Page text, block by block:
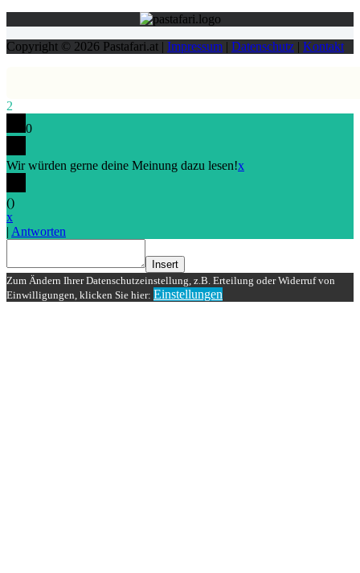
Copyright © 2026 Pastafari.at | Impressum | Datenschutz | Kontakt
2
0
Wir würden gerne deine Meinung dazu lesen!x
()
x
| Antworten
Insert
Zum Ändern Ihrer Datenschutzeinstellung, z.B. Erteilung oder Widerruf von
Einwilligungen, klicken Sie hier: Einstellungen